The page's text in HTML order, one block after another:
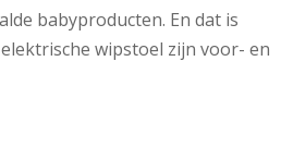
babyproducten. En dat is
wipstoel zijn voor- en